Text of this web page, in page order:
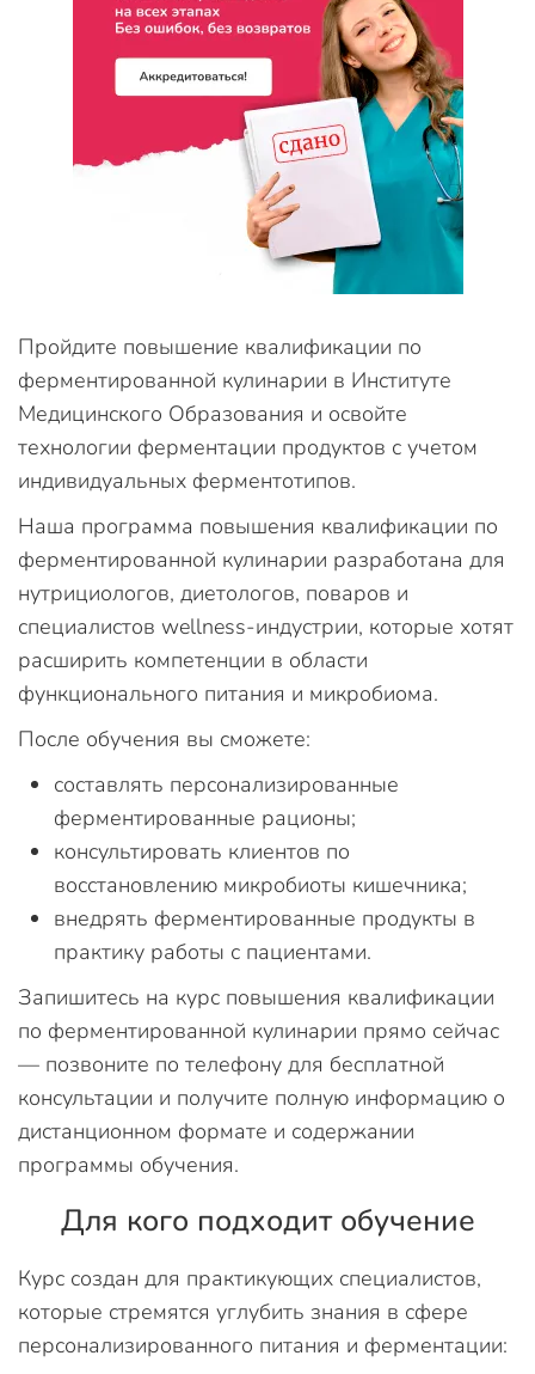
Пройдите повышение квалификации по
ферментированной кулинарии в Институте
Медицинского Образования и освойте
технологии ферментации продуктов с учетом
индивидуальных ферментотипов.
Наша программа повышения квалификации по
ферментированной кулинарии разработана для
нутрициологов, диетологов, поваров и
специалистов wellness-индустрии, которые хотят
расширить компетенции в области
функционального питания и микробиома.
После обучения вы сможете:
составлять персонализированные
ферментированные рационы;
консультировать клиентов по
восстановлению микробиоты кишечника;
внедрять ферментированные продукты в
практику работы с пациентами.
Запишитесь на курс повышения квалификации
по ферментированной кулинарии прямо сейчас
— позвоните по телефону для бесплатной
консультации и получите полную информацию о
дистанционном формате и содержании
программы обучения.
Для кого подходит обучение
Курс создан для практикующих специалистов,
которые стремятся углубить знания в сфере
персонализированного питания и ферментации: